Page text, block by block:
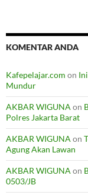
KOMENTAR ANDA
Kafepelajar.com on
Mundur
AKBAR WIGUNA on
Polres Jakarta Barat
AKBAR WIGUNA on
Agung Akan Lawan
AKBAR WIGUNA on
0503/JB